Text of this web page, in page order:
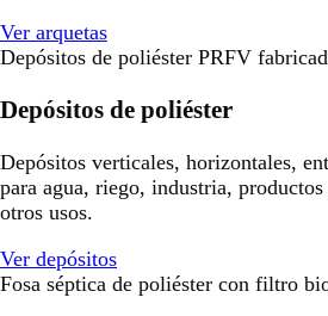
Ver arquetas
Depósitos de poliéster PRFV
Depósitos de poliéster
Depósitos verticales, horizontales,
para agua, riego, industria,
otros usos.
Ver depósitos
Fosa séptica de poliéster con filtro